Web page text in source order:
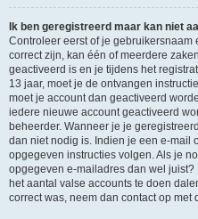
Ik ben geregistreerd maar kan niet
Controleer eerst of je
correct zijn, kan één of meerdere
geactiveerd is en je tijdens het
13 jaar, moet je de ontvangen
moet je account dan geactiveerd
iedere nieuwe account geactiveerd
beheerder. Wanneer je je
dan niet nodig is. Indien je een e-mail
opgegeven instructies volgen. Als je
opgegeven e-mailadres dan wel
het aantal valse accounts te doen
correct was, neem dan contact op met